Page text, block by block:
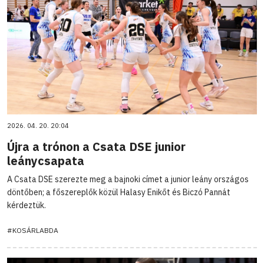
2026. 04. 20. 20:04
Újra a trónon a Csata DSE junior
leánycsapata
A Csata DSE szerezte meg a bajnoki címet a junior leány országos
döntőben; a főszereplők közül Halasy Enikőt és Biczó Pannát
kérdeztük.
#KOSÁRLABDA